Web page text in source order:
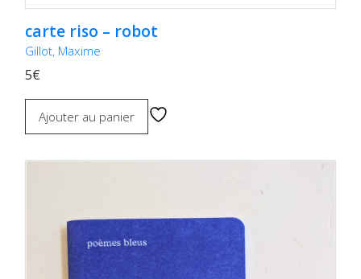
carte riso – robot
Gillot, Maxime
5€
Ajouter au panier